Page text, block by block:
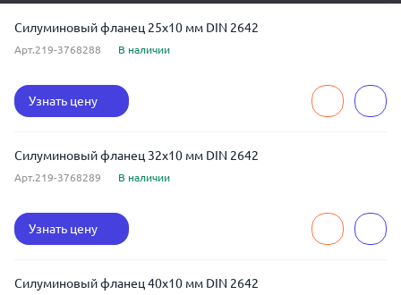
Силуминовый фланец 25x10 мм DIN 2642
Арт.219-3768288 В наличии
Узнать цену
Силуминовый фланец 32x10 мм DIN 2642
Арт.219-3768289 В наличии
Узнать цену
Силуминовый фланец 40x10 мм DIN 2642